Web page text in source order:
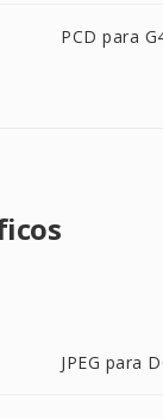
PCD para
JPEG para